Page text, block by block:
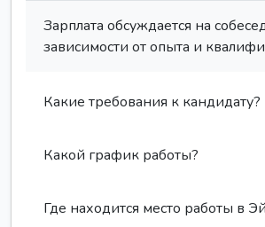
Зарплата обсуждается на
зависимости от опыта и
Какие требования к кандидату?
Какой график работы?
Где находится место работы в